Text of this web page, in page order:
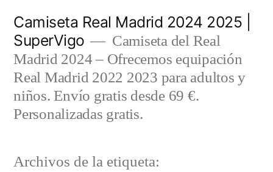
contenido
Camiseta Real Madrid 2024 2025 |
SuperVigo
Camiseta del Real
Madrid 2024 – Ofrecemos equipación
Real Madrid 2022 2023 para adultos y
niños. Envío gratis desde 69 €.
Personalizadas gratis.
Archivos de la etiqueta: